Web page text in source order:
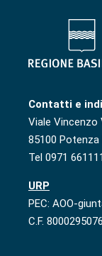
Contatti e
Viale Vincenzo
85100 Potenza
Tel 0971
URP
PEC: AOO-
C.F.